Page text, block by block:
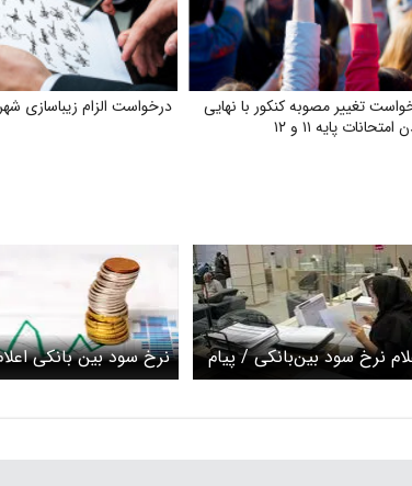
تغییر مصوبه کنکور با نهایی
پایه ۱۱ و ۱۲
درخواست الزام زیبا‌سازی
نرخ سود بین‌بانکی / پیام
مرکزی به بازار چیست؟
نرخ سود بین بانکی